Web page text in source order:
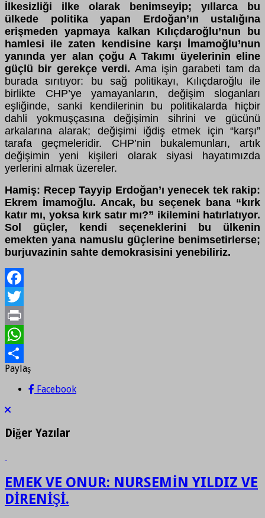
İlkesizliği ilke olarak benimseyip; yıllarca bu
ülkede politika yapan Erdoğan’ın ustalığına
erişmeden yapmaya kalkan Kılıçdaroğlu’nun bu
hamlesi ile zaten kendisine karşı İmamoğlu’nun
yanında yer alan çoğu A Takımı üyelerinin eline
güçlü bir gerekçe verdi. Ama işin garabeti tam da
burada sırıtıyor: bu sağ politikayı, Kılıçdaroğlu ile
birlikte CHP’ye yamayanların, değişim sloganları
eşliğinde, sanki kendilerinin bu politikalarda hiçbir
dahli yokmuşçasına değişimin sihrini ve gücünü
arkalarına alarak; değişimi iğdiş etmek için “karşı”
tarafa geçmeleridir. CHP’nin bukalemunları, artık
değişimin yeni kişileri olarak siyasi hayatımızda
yerlerini almak üzereler.
Hamiş: Recep Tayyip Erdoğan’ı yenecek tek rakip:
Ekrem İmamoğlu. Ancak, bu seçenek bana “kırk
katır mı, yoksa kırk satır mı?” ikilemini hatırlatıyor.
Sol güçler, kendi seçeneklerini bu ülkenin
emekten yana namuslu güçlerine benimsetirlerse;
burjuvazinin sahte demokrasisini yenebiliriz.
Facebook
Twitter
Print
WhatsApp
Paylaş
Paylaş
Facebook
Diğer Yazılar
EMEK VE ONUR: NURSEMİN YILDIZ VE
DİRENİŞİ.